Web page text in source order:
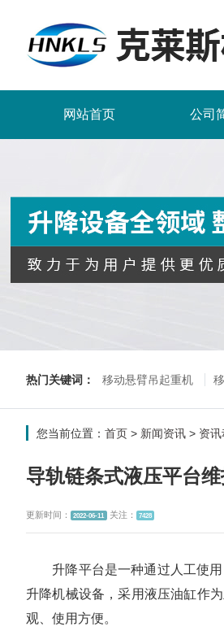
网站首页 公司
热门关键词： 移动悬臂吊起重机
您当前位置： 首页 > 新闻资讯 > 资
导轨链条式液压平台
更新时间： 2022-06-11 关注： 7428
升降平台是一种通过人工使用
升降机械设备，采用液压油缸作
观、使用方便。